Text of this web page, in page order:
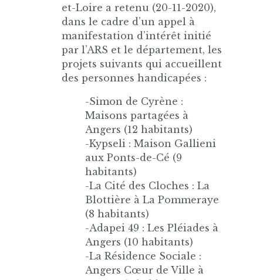
et-Loire a retenu (20-11-2020),
dans le cadre d’un appel à
manifestation d’intérêt initié
par l’ARS et le département, les
projets suivants qui accueillent
des personnes handicapées :
-Simon de Cyrène :
Maisons partagées à
Angers (12 habitants)
-Kypseli : Maison Gallieni
aux Ponts-de-Cé (9
habitants)
-La Cité des Cloches : La
Blottière à La Pommeraye
(8 habitants)
-Adapei 49 : Les Pléiades à
Angers (10 habitants)
-La Résidence Sociale :
Angers Cœur de Ville à